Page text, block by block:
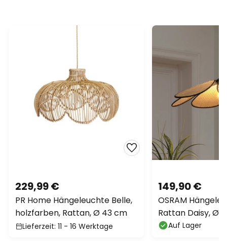
229,99 €
PR Home Hängeleuchte Belle,
holzfarben, Rattan, Ø 43 cm
Lieferzeit: 11 - 16 Werktage
149,90 €
OSRAM
Rattan Daisy, Ø
E27Auf Lager